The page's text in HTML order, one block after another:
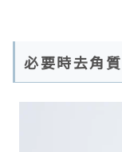
必要時去角質